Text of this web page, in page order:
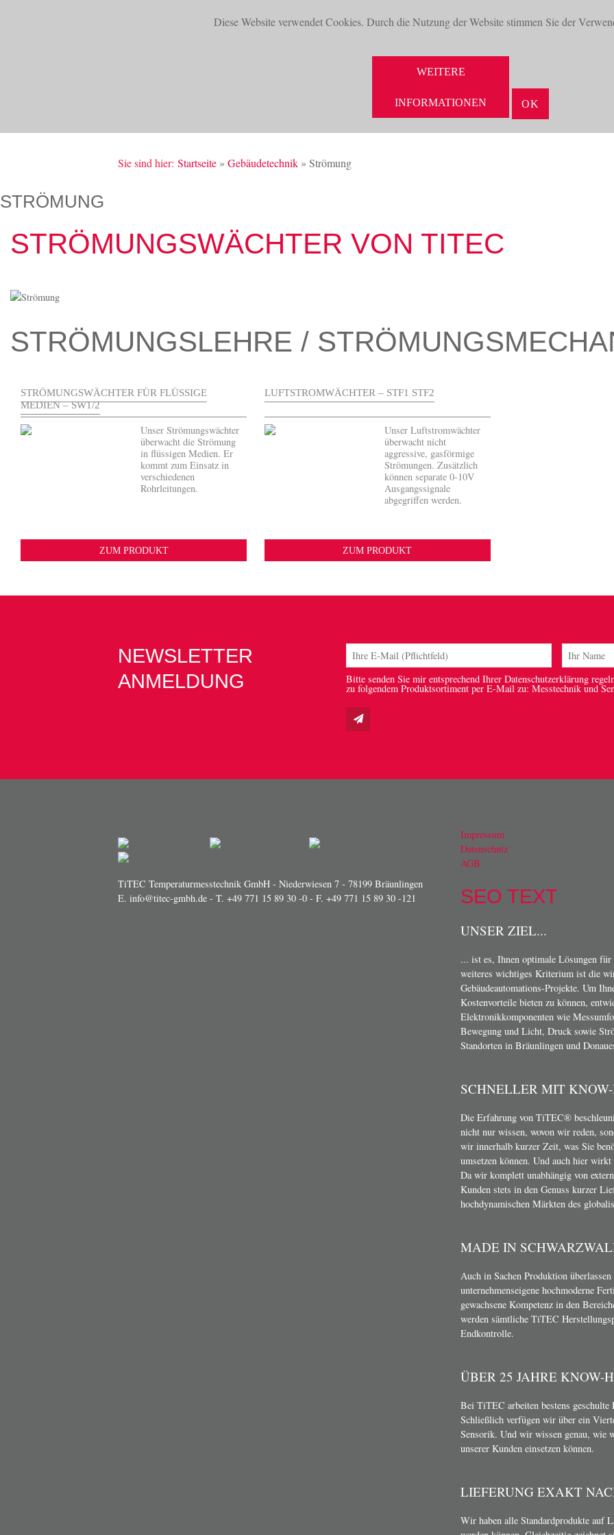
Diese Website verwendet Cookies. Durch die Nutzung der Website stimmen Sie der
WEITERE
INFORMATIONEN OK
Sie sind hier: Startseite » Gebäudetechnik » Strömung
STRÖMUNG
STRÖMUNGSWÄCHTER VON TITEC
STRÖMUNGSLEHRE /
STRÖMUNGSWÄCHTER FÜR FLÜSSIGE
MEDIEN – SW1/2
Unser Strömungswächter
überwacht die Strömung
in flüssigen Medien. Er
kommt zum Einsatz in
verschiedenen
Rohrleitungen.
ZUM PRODUKT
LUFTSTROMWÄCHTER – STF1 STF2
Unser Luftstromwächter
überwacht nicht
aggressive, gasförmige
Strömungen. Zusätzlich
können separate 0-10V
Ausgangssignale
abgegriffen werden.
ZUM PRODUKT
NEWSLETTER
ANMELDUNG
Bitte senden Sie mir entsprechend Ihrer Datenschutzerklärung
zu folgendem Produktsortiment per E-Mail zu: Messtechnik und
TiTEC Temperaturmesstechnik GmbH - Niederwiesen 7 - 78199 Bräunlingen
E. info@titec-gmbh.de - T. +49 771 15 89 30 -0 - F. +49 771 15 89 30 -121
Impressum
Datenschutz
AGB
SEO TEXT
UNSER ZIEL...
... ist es, Ihnen optimale Lösungen
weiteres wichtiges Kriterium ist die
Gebäudeautomations-Projekte. Um
Kostenvorteile bieten zu können,
Elektronikkomponenten wie
Bewegung und Licht, Druck sowie
Standorten in Bräunlingen und
SCHNELLER MIT
Die Erfahrung von TiTEC®
nicht nur wissen, wovon wir reden,
wir innerhalb kurzer Zeit, was Sie
umsetzen können. Und auch hier
Da wir komplett unabhängig von
Kunden stets in den Genuss kurzer
hochdynamischen Märkten des
MADE IN
Auch in Sachen Produktion
unternehmenseigene hochmoderne
gewachsene Kompetenz in den
werden sämtliche TiTEC
Endkontrolle.
ÜBER 25 JAHRE KNOW-
Bei TiTEC arbeiten bestens
Schließlich verfügen wir über ein
Sensorik. Und wir wissen genau, wie
unserer Kunden einsetzen können.
LIEFERUNG EXAKT
Wir haben alle Standardprodukte auf